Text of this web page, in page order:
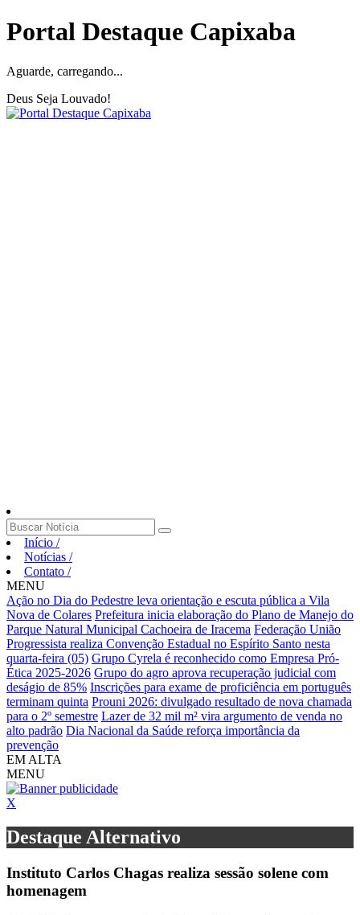
Portal Destaque Capixaba
Aguarde, carregando...
Deus Seja Louvado!
Início /
Notícias /
Contato /
MENU
Ação no Dia do Pedestre leva orientação e escuta pública a Vila
Nova de Colares Prefeitura inicia elaboração do Plano de Manejo do
Parque Natural Municipal Cachoeira de Iracema Federação União
Progressista realiza Convenção Estadual no Espírito Santo nesta
quarta-feira (05) Grupo Cyrela é reconhecido como Empresa Pró-
Ética 2025-2026 Grupo do agro aprova recuperação judicial com
deságio de 85% Inscrições para exame de proficiência em português
terminam quinta Prouni 2026: divulgado resultado de nova chamada
para o 2º semestre Lazer de 32 mil m² vira argumento de venda no
alto padrão Dia Nacional da Saúde reforça importância da
prevenção
EM ALTA
MENU
X
Destaque Alternativo
Instituto Carlos Chagas realiza sessão solene com
homenagem